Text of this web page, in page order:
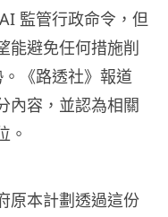
監管行政命令，但
能避免任何措施削
《路透社》報道
內容，並認為相關
。
原本計劃透過這份